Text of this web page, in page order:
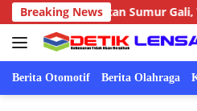
Langsung
ke
konten
Breaking NewsSumur Gali, Wujud
Berita Otomotif Berita Olahraga